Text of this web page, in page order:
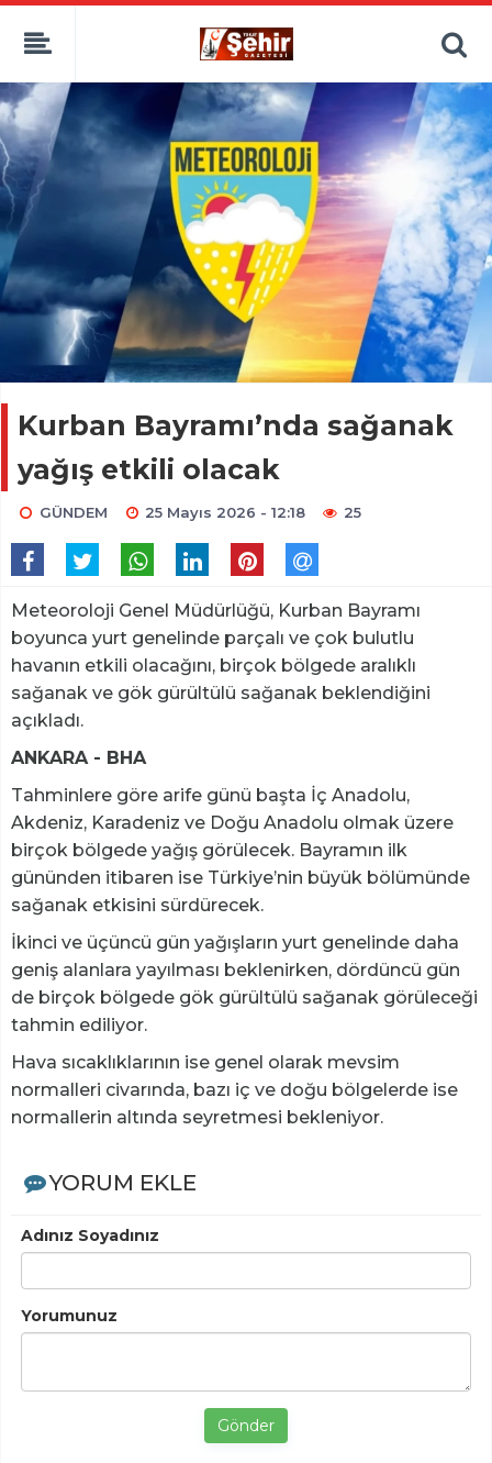
Kurban Bayramı’nda sağanak
yağış etkili olacak
GÜNDEM 25 Mayıs 2026 - 12:18 25
Meteoroloji Genel Müdürlüğü, Kurban Bayramı
boyunca yurt genelinde parçalı ve çok bulutlu
havanın etkili olacağını, birçok bölgede aralıklı
sağanak ve gök gürültülü sağanak beklendiğini
açıkladı.
ANKARA - BHA
Tahminlere göre arife günü başta İç Anadolu,
Akdeniz, Karadeniz ve Doğu Anadolu olmak üzere
birçok bölgede yağış görülecek. Bayramın ilk
gününden itibaren ise Türkiye’nin büyük bölümünde
sağanak etkisini sürdürecek.
İkinci ve üçüncü gün yağışların yurt genelinde daha
geniş alanlara yayılması beklenirken, dördüncü gün
de birçok bölgede gök gürültülü sağanak görüleceği
tahmin ediliyor.
Hava sıcaklıklarının ise genel olarak mevsim
normalleri civarında, bazı iç ve doğu bölgelerde ise
normallerin altında seyretmesi bekleniyor.
YORUM EKLE
Adınız Soyadınız
Yorumunuz
Gönder